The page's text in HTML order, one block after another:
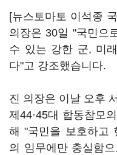
[뉴스토마토 이석종
의장은 30일 "국민으
수 있는 강한 군, 미
다"고 강조했습니다.
진 의장은 이날 오후
제44·45대 합동참모
해 "국민을 보호하고
의 임무에만 충실함